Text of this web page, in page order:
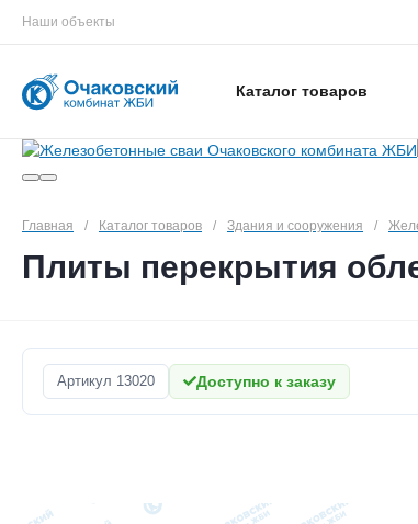
Наши объекты
Каталог товаров
Главная / Каталог товаров / Здания и сооружения /
Плиты перекрытия
Артикул 13020 Доступно к заказу